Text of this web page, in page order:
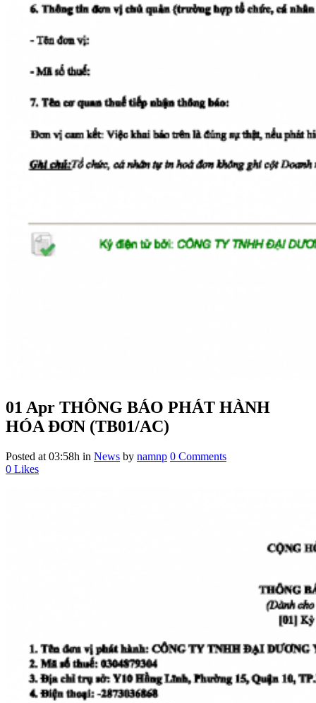
01 Apr THÔNG BÁO PHÁT HÀNH
HÓA ĐƠN (TB01/AC)
Posted at 03:58h in News by namnp 0 Comments
0 Likes